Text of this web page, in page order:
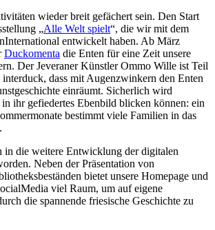
wieder breit gefächert sein. Den Start
„Alle Welt spielt“, die wir mit dem
entwickelt haben. Ab März
Duckomenta die Enten für eine Zeit unsere
Der Jeveraner Künstler Ommo Wille ist Teil
interduck, dass mit Augenzwinkern den Enten
einräumt. Sicherlich wird
ihr gefiedertes Ebenbild blicken können: ein
bestimmt viele Familien in das
in die weitere Entwicklung der digitalen
Neben der Präsentation von
bietet unsere Homepage und
viel Raum, um auf eigene
die spannende friesische Geschichte zu